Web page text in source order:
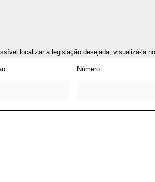
localizar a legislação desejada, visualizá-la
Número